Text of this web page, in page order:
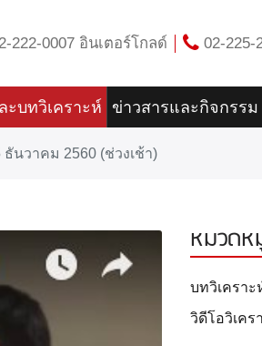
222-0007 อินเตอร์โกลด์ 02-225-
ะบทวิเคราะห์ ข่าวสารและกิจกรรม
นวาคม 2560 (ช่วงเช้า)
หมวด
บทวิเครา
วิดีโอวิเคร